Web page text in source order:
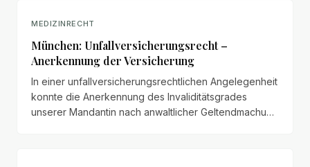
MEDIZINRECHT
München: Unfallversicherungsrecht –
Anerkennung der Versicherung
In einer unfallversicherungsrechtlichen Angelegenheit
konnte die Anerkennung des Invaliditätsgrades
unserer Mandantin nach anwaltlicher Geltendmachung